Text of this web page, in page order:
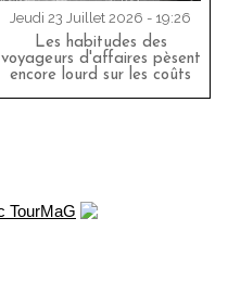
Jeudi 23 Juillet 2026 - 19:26
Les habitudes des
voyageurs d'affaires pèsent
encore lourd sur les coûts